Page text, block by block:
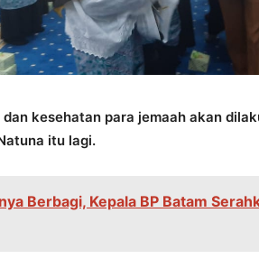
kesehatan para jemaah akan
itu lagi.
Berbagi, Kepala BP Batam